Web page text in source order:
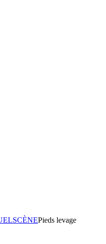
SCÈNEPieds levage